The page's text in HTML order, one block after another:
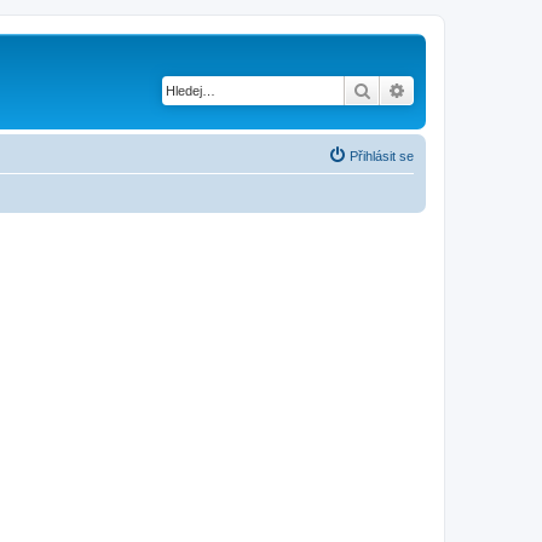
Hledat
Přihlásit se